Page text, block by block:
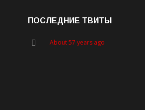
ПОСЛЕДНИЕ ТВИТЫ
About 57 years ago